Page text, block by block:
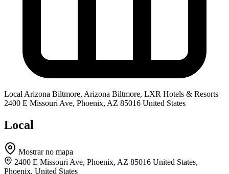
Local Arizona Biltmore, Arizona Biltmore, LXR Hotels & Resorts
2400 E Missouri Ave, Phoenix, AZ 85016 United States
Local
Mostrar no mapa
2400 E Missouri Ave, Phoenix, AZ 85016 United States,
Phoenix, United States